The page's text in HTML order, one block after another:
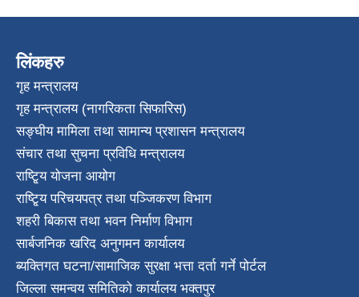
लिंकहरु
गृह मन्त्रालय
गृह मन्त्रालय (नागरिकता सिफारिस)
सङ्घीय मामिला तथा सामान्य प्रशासन मन्त्रालय
संचार तथा सुचना प्रविधि मन्त्रालय
राष्टि्ृय योजना आयोग
राष्टि्ृय परिचयपत्र तथा पञ्जिकरण विभाग
शहरी बिकास तथा भवन निर्माण विभाग
सार्बजनिक खरिद अनुगमन कार्यालय
ब्यक्तिगत घटना/सामाजिक सुरक्षा भत्ता दर्ता गर्ने पोर्टल
जिल्ला समन्वय समितिको कार्यालय भक्तपुर